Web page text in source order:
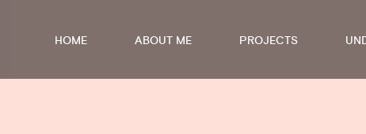
HOME ABOUT ME PROJECTS